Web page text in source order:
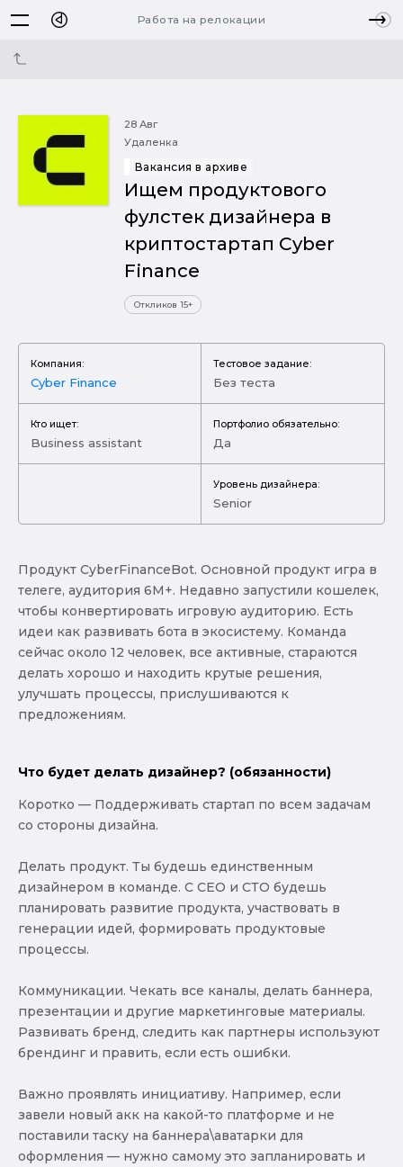
Работа на релокации
28 Авг
Удаленка
Вакансия в архиве
Ищем продуктового
фулстек дизайнера в
криптостартап Cyber
Finance
Откликов 15+
Компания:
Cyber Finance
Тестовое задание:
Без теста
Кто ищет:
Business assistant
Портфолио обязательно:
Да
Уровень дизайнера:
Senior
Продукт CyberFinanceBot. Основной продукт игра в
телеге, аудитория 6М+. Недавно запустили кошелек,
чтобы конвертировать игровую аудиторию. Есть
идеи как развивать бота в экосистему. Команда
сейчас около 12 человек, все активные, стараются
делать хорошо и находить крутые решения,
улучшать процессы, прислушиваются к
предложениям.
Что будет делать дизайнер? (обязанности)
Коротко — Поддерживать стартап по всем задачам
со стороны дизайна.
Делать продукт. Ты будешь единственным
дизайнером в команде. С СЕО и СТО будешь
планировать развитие продукта, участвовать в
генерации идей, формировать продуктовые
процессы.
Коммуникации. Чекать все каналы, делать баннера,
презентации и другие маркетинговые материалы.
Развивать бренд, следить как партнеры используют
брендинг и править, если есть ошибки.
Важно проявлять инициативу. Например, если
завели новый акк на какой-то платформе и не
поставили таску на баннера\аватарки для
оформления — нужно самому это запланировать и